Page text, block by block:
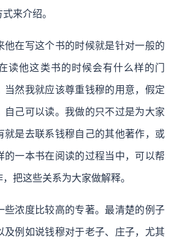
来介绍。
他在写这个书的时候就是针对一般的
读他这类书的时候会有什么样的门
当然我就应该尊重钱穆的用意，假定
自己可以读。我做的只不过是为大家
就是去联系钱穆自己的其他著作，或
的一本书在阅读的过程当中，可以帮
把这些关系为大家做解释。
些浓度比较高的专著。最清楚的例子
及例如说钱穆对于老子、庄子，尤其